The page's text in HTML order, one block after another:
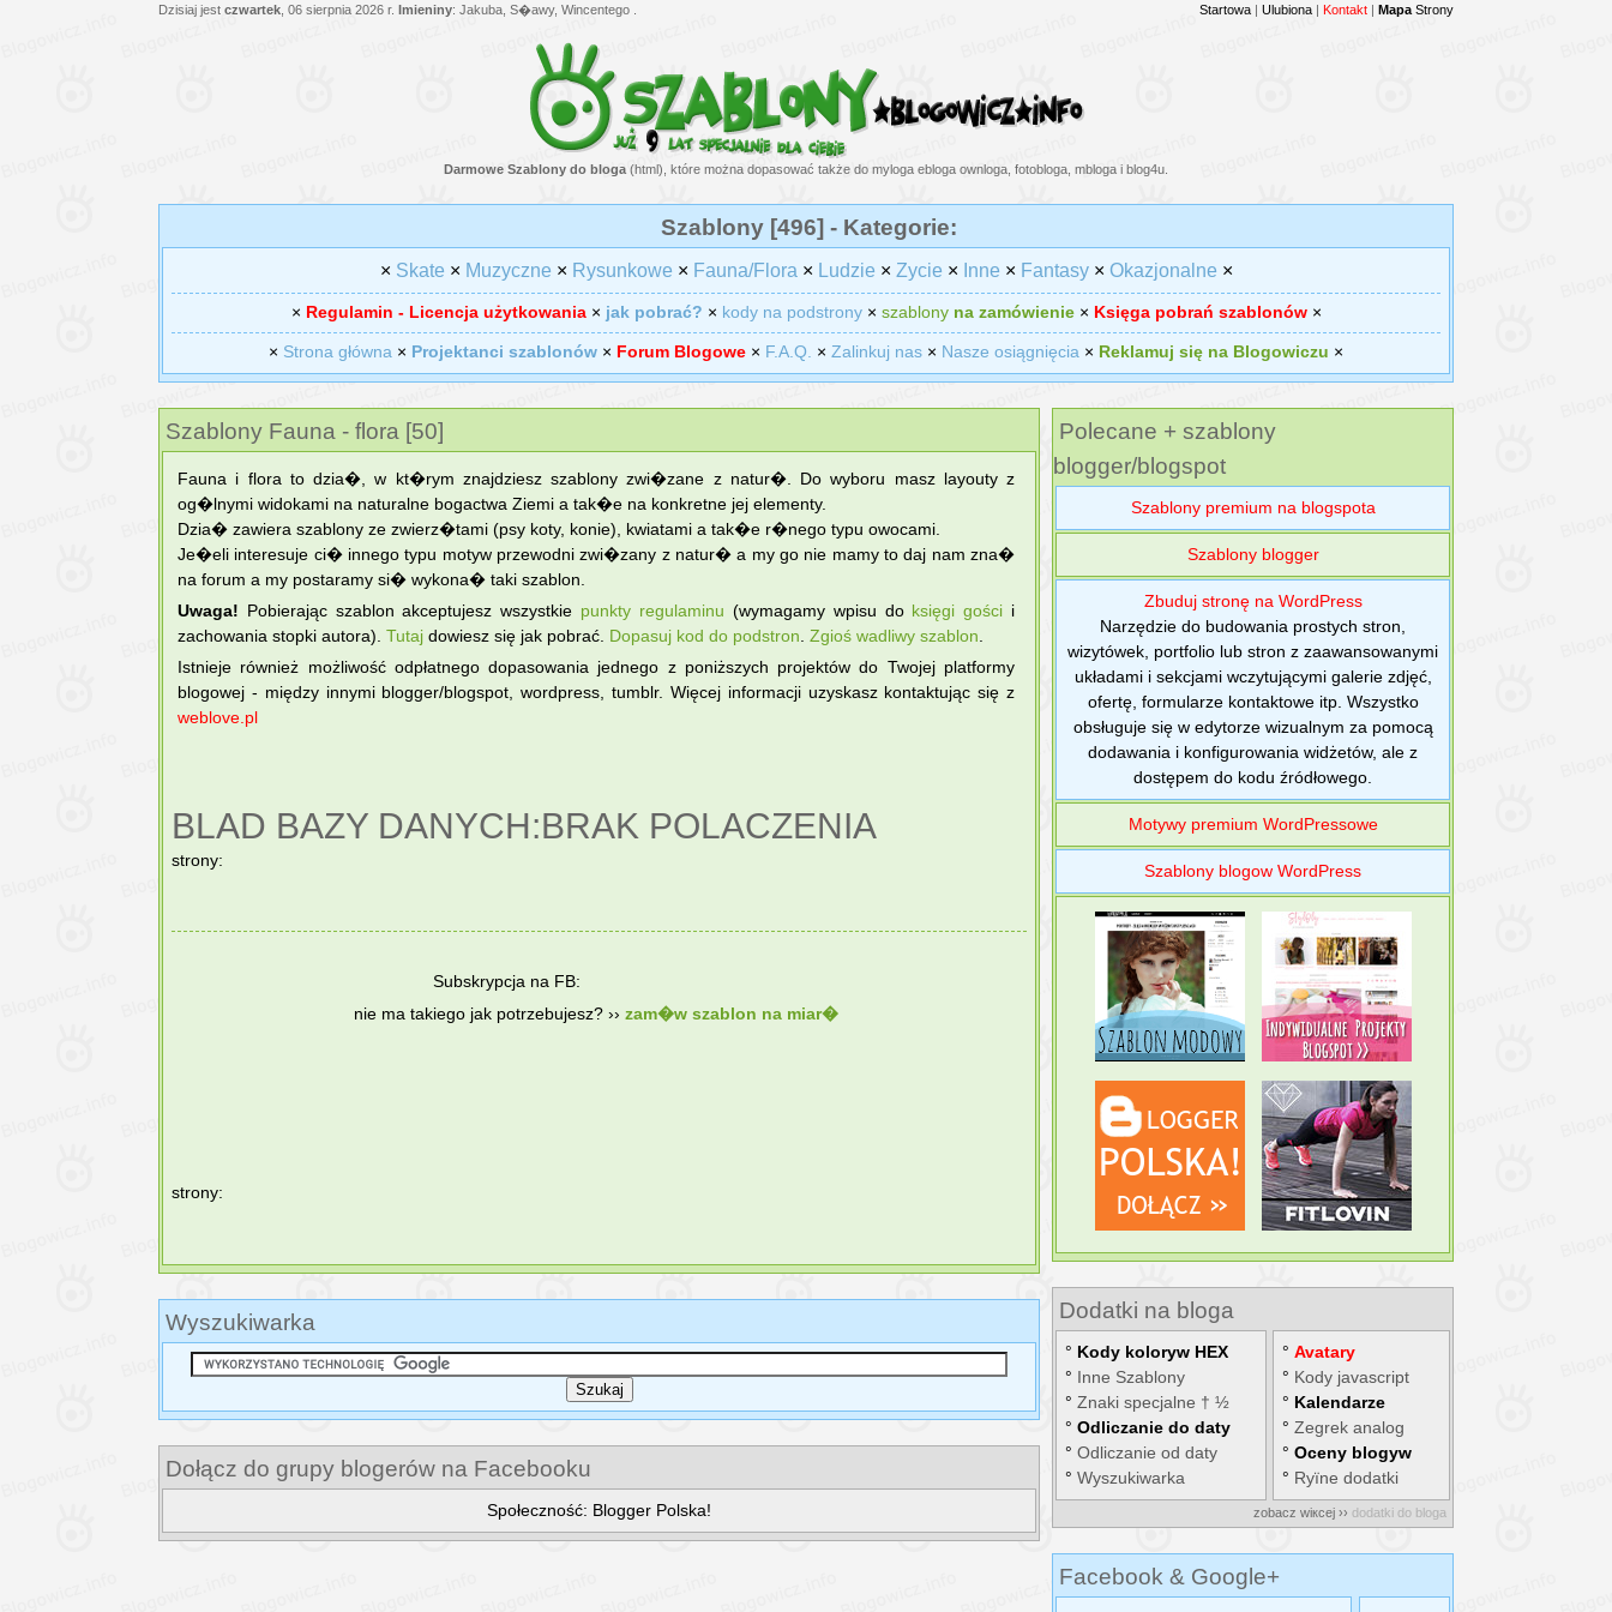
Dzisiaj jest czwartek , 06 sierpnia 2026 r. Imieniny: Jakuba, S�awy, Wincentego . Startowa | Ulubiona | Kontakt | Mapa Strony
Darmowe Szablony do bloga (html), które można dopasować także do myloga ebloga ownloga, fotobloga, mbloga i blog4u.
Szablony [496] - Kategorie:
× Skate × Muzyczne × Rysunkowe × Fauna/Flora × Ludzie × Zycie × Inne × Fantasy× Okazjonalne ×
× Regulamin - Licencja użytkowania× jak pobrać? × kody na podstrony× szablony na zamówienie× Księga pobrań szablonów×
× Strona główna × Projektanci szablonów × Forum Blogowe × F.A.Q. × Zalinkuj nas × Nasze osiągnięcia × Reklamuj się na Blogowiczu ×
Szablony Fauna - flora [50]
Fauna i flora to dzia�, w kt�rym znajdziesz szablony zwi�zane z natur�. Do wyboru masz layouty z
og�lnymi widokami na naturalne bogactwa Ziemi a tak�e na konkretne jej elementy.
Dzia� zawiera szablony ze zwierz�tami (psy koty, konie), kwiatami a tak�e r�nego typu owocami.
Je�eli interesuje ci� innego typu motyw przewodni zwi�zany z natur� a my go nie mamy to daj nam zna�
na forum a my postaramy si� wykona� taki szablon.
Uwaga! Pobierając szablon akceptujesz wszystkie punkty regulaminu (wymagamy wpisu do księgi gości i
zachowania stopki autora). Tutaj dowiesz się jak pobrać. Dopasuj kod do podstron Zgіoś wadliwy szablon
Istnieje również możliwość odpłatnego dopasowania jednego z poniższych projektów do Twojej platformy
blogowej - między innymi blogger/blogspot, wordpress, tumblr. Więcej informacji uzyskasz kontaktując się z
weblove.pl
BLAD BAZY DANYCH:BRAK POLACZENIA
strony:
Subskrypcja na FB:
nie ma takiego jak potrzebujesz? ›› zam�w szablon na miar�
strony:
Wyszukiwarka
Dołącz do grupy blogerów na Facebooku
Społeczność: Blogger Polska!
Polecane + szablony
blogger/blogspot
Szablony premium na blogspota
Szablony blogger
Zbuduj stronę na WordPress
Narzędzie do budowania prostych stron,
wizytówek, portfolio lub stron z zaawansowanymi
układami i sekcjami wczytującymi galerie zdjęć,
ofertę, formularze kontaktowe itp. Wszystko
obsługuje się w edytorze wizualnym za pomocą
dodawania i konfigurowania widżetów, ale z
dostępem do kodu źródłowego.
Motywy premium WordPressowe
Szablony blogow WordPress
Dodatki na bloga
° Kody kolorуw HEX
° Inne Szablony
° Znaki specjalne † ½
° Odliczanie do daty
° Odliczanie od daty
° Wyszukiwarka
° Avatary
° Kody javascript
° Kalendarze
° Zegrek analog
° Oceny blogуw
° Rуїne dodatki
zobacz wiкcej ›› dodatki do bloga
Facebook & Google+